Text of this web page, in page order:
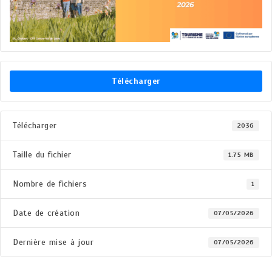
Télécharger
Télécharger 2036
Taille du fichier 1.75 MB
Nombre de fichiers 1
Date de création 07/05/2026
Dernière mise à jour 07/05/2026